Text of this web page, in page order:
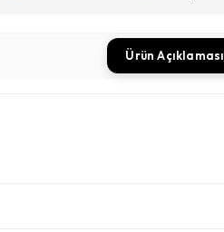
Ürün Açıklaması